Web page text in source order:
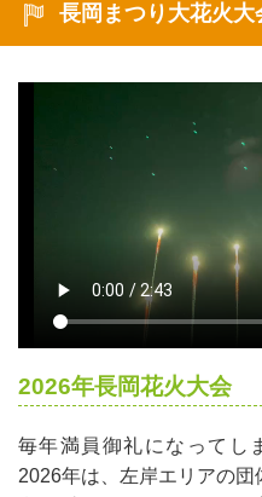
長岡まつり大花火大
2026年長岡花火大会
毎年満員御礼になってし
2026年は、左岸エリアの